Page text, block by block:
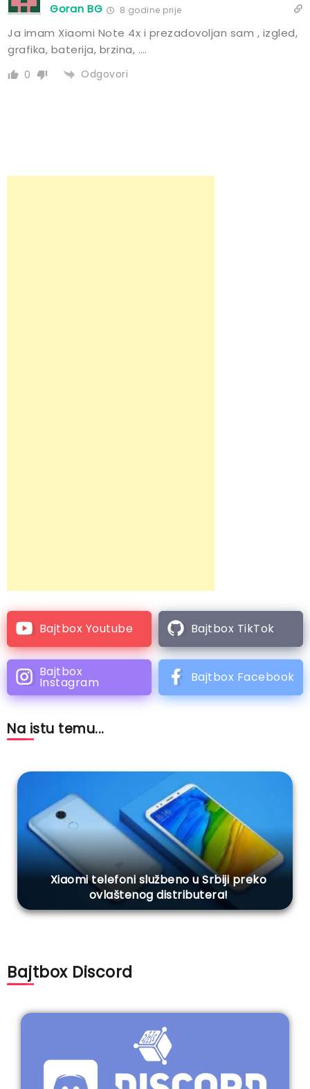
Goran BG 8 godine prije
Ja imam Xiaomi Note 4x i prezadovoljan sam , izgled,
grafika, baterija, brzina, ….
0 Odgovori
Bajtbox Youtube Bajtbox TikTok
Bajtbox
Instagram Bajtbox Facebook
Na istu temu...
Xiaomi telefoni službeno u Srbiji preko
ovlaštenog distributera!
Bajtbox Discord